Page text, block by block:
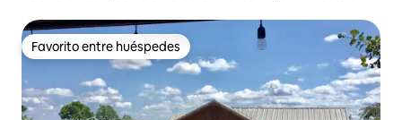
Favorito entre huéspedes
Favorito entre huéspedes